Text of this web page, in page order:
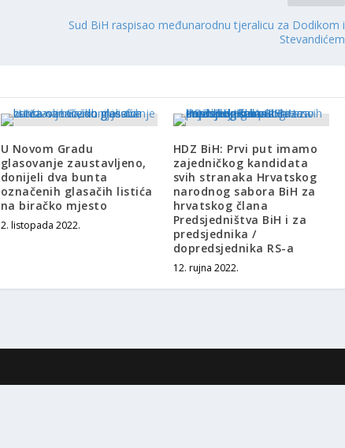
Sud BiH raspisao međunarodnu tjeralicu za Dodikom i
Stevandićem
U Novom Gradu
glasovanje zaustavljeno,
donijeli dva bunta
označenih glasačih listića
na biračko mjesto
2. listopada 2022.
HDZ BiH: Prvi put imamo
zajedničkog kandidata
svih stranaka Hrvatskog
narodnog sabora BiH za
hrvatskog člana
Predsjedništva BiH i za
predsjednika /
dopredsjednika RS-a
12. rujna 2022.